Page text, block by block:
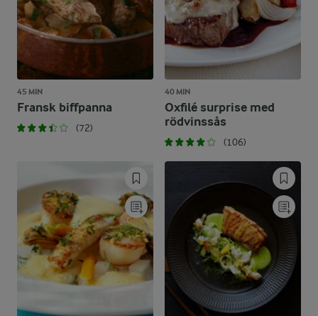
45 MIN
Fransk biffpanna
(72)
40 MIN
Oxfilé surprise med
rödvinssås
(106)